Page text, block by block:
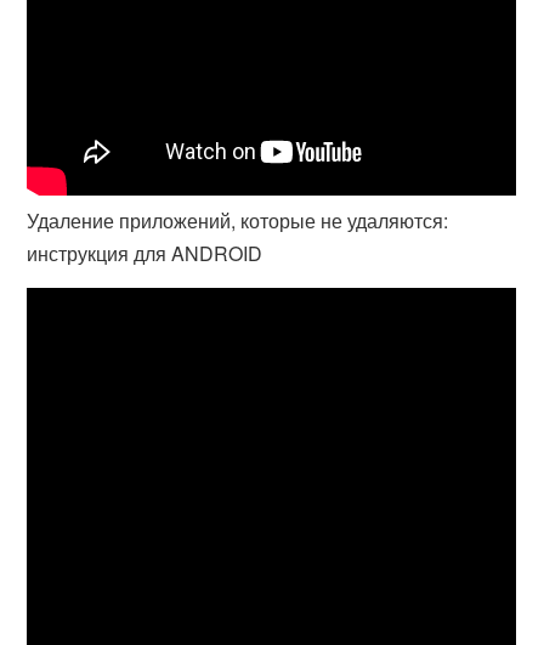
Удаление приложений, которые не удаляются:
инструкция для ANDROID